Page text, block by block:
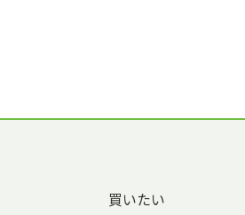
買いたい